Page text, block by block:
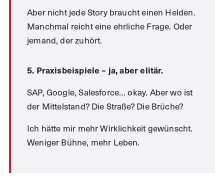
Aber nicht jede Story braucht einen Helden.
Manchmal reicht eine ehrliche Frage. Oder
jemand, der zuhört.
5. Praxisbeispiele – ja, aber elitär.
SAP, Google, Salesforce… okay. Aber wo ist
der Mittelstand? Die Straße? Die Brüche?
Ich hätte mir mehr Wirklichkeit gewünscht.
Weniger Bühne, mehr Leben.